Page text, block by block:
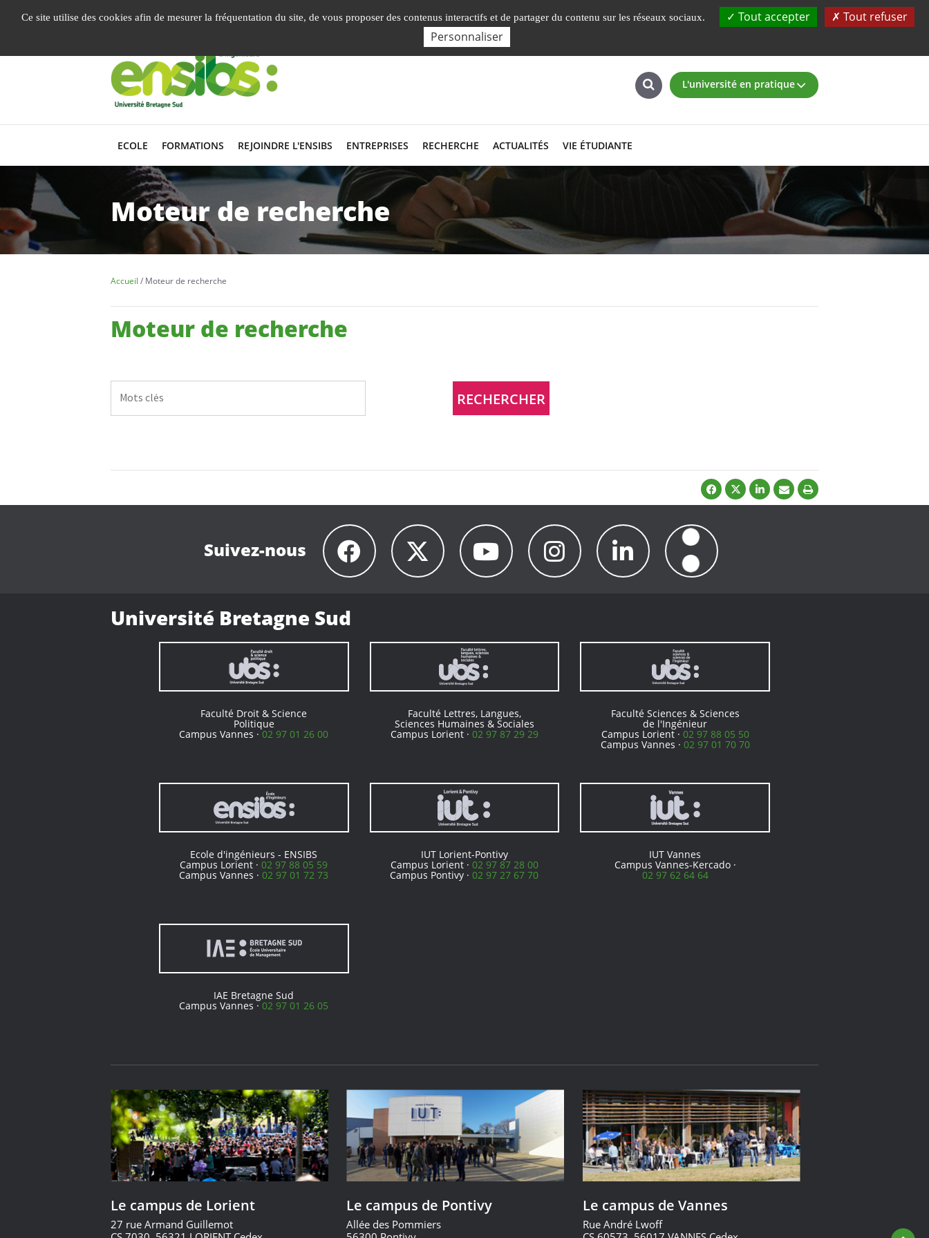
English presentation Fondation L'ENSIBS à 360°
Nos Facultés, Instituts, Ecole
L'université en pratique
ECOLE FORMATIONS REJOINDRE L'ENSIBS ENTREPRISES RECHERCHE ACTUALITÉS VIE ÉTUDIANTE
Moteur de recherche
Accueil Moteur de recherche
Moteur de recherche
Suivez-nous
Université Bretagne Sud
Faculté Droit & Science
Politique
Campus Vannes ·02 97 01 26 00
Faculté Lettres, Langues,
Sciences Humaines & Sociales
Campus Lorient · 02 97 87 29 29
Faculté Sciences & Sciences
de l'Ingénieur
Campus Lorient · 02 97 88 05 50
Campus Vannes · 02 97 01 70 70
Ecole d'ingénieurs - ENSIBS
Campus Lorient ·02 97 88 05 59
Campus Vannes ·02 97 01 72 73
IUT Lorient-Pontivy
Campus Lorient · 02 97 87 28 00
Campus Pontivy ·02 97 27 67 70
IUT Vannes
Campus Vannes-Kercado ·
02 97 62 64 64
IAE Bretagne Sud
Campus Vannes ·02 97 01 26 05
Le campus de Lorient
27 rue Armand Guillemot
Le campus de Pontivy
Allée des Pommiers
Le campus de Vannes
Rue André Lwoff
Ce site utilise des cookies afin de mesurer la fréquentation du site, de vous proposer des contenus interactifs et de partager du contenu sur les réseaux sociaux. Tout accepter
Tout refuser
Personnaliser